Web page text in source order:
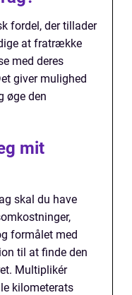
fordel, der tillader
at fratrække
med deres
giver mulighed
øge den
mit
skal du have
formålet med
til at finde den
Multiplikér
kilometerats